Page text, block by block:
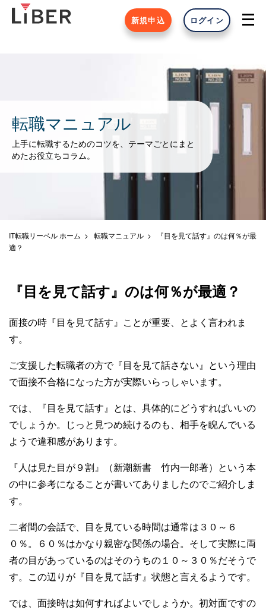
新規申込 ログイン
転職マニュアル
上手に転職するためのコツを、テーマごとにまと
めたお役立ちコラム。
IT転職リーベル ホーム 転職マニュアル
『目を見て話す』のは何％が最
適？
『目を見て話す』のは何％が最適？
面接の時『目を見て話す』ことが重要、とよく言われま
す。
ご支援した転職者の方で『目を見て話さない』という理由
で面接不合格になった方が実際いらっしゃいます。
では、『目を見て話す』とは、具体的にどうすればいいの
でしょうか。じっと見つめ続けるのも、相手を睨んでいる
ようで違和感があります。
『人は見た目が９割』（新潮新書 竹内一郎著）という本
の中に参考になることが書いてありましたのでご紹介しま
す。
二者間の会話で、目を見ている時間は通常は３０～６
０％。６０％はかなり親密な関係の場合。そして実際に両
者の目があっているのはそのうちの１０～３０％だそうで
す。この辺りが『目を見て話す』状態と言えるようです。
では、面接時は如何すればよいでしょうか。初対面ですの